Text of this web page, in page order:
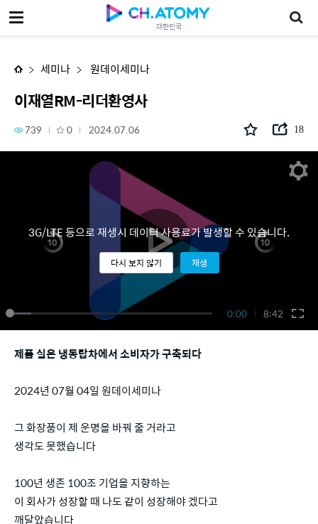
대한민국
이재열RM-리더환영사
세미나 원데이세미나
이재열RM-리더환영사
739 0 2024.07.06 18
0:00 8:42
3G/LTE 등으로 재생시 데이터 사용료가 발생할 수 있습니다.
다시 보지 않기 재생
제품 실은 냉동탑차에서 소비자가 구축되다
2024년 07월 04일 원데이세미나
그 화장품이 제 운명을 바꿔 줄 거라고
생각도 못했습니다
100년 생존 100조 기업을 지향하는
이 회사가 성장할 때 나도 같이 성장해야 겠다고
깨달았습니다